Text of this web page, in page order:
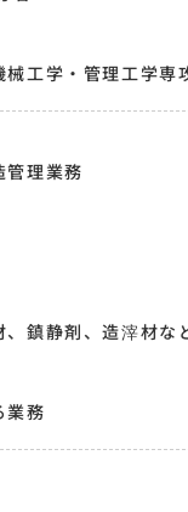
械工学・管理工学
管理業務
鎮静剤、造滓材な
業務